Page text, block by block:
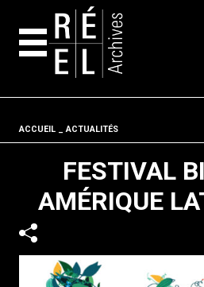
Fil d'ariane
ACCUEIL ACTUALITÉS
FESTIVAL
AMÉRIQUE